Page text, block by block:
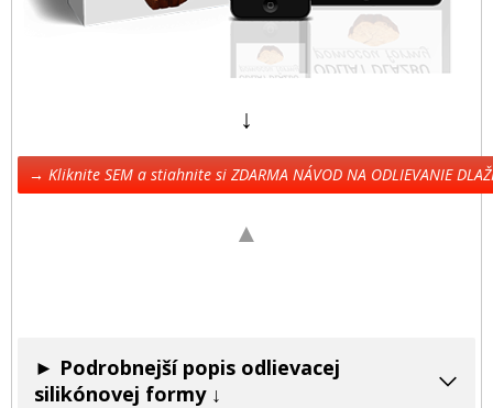
↓
→ Kliknite SEM a stiahnite si ZDARMA NÁVOD NA ODLIEVANIE
▲
► Podrobnejší popis odlievacej
silikónovej formy ↓